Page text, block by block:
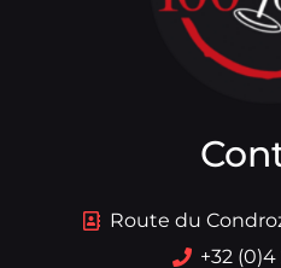
Route du
+32